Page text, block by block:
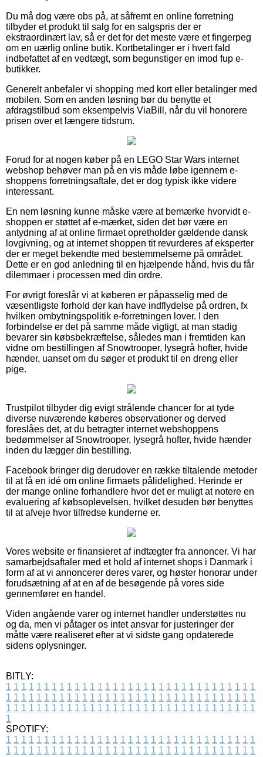
Du må dog være obs på, at såfremt en online forretning
tilbyder et produkt til salg for en salgspris der er
ekstraordinært lav, så er det for det meste være et fingerpeg
om en uærlig online butik. Kortbetalinger er i hvert fald
indbefattet af en vedtægt, som begunstiger en imod fup e-
butikker.
Generelt anbefaler vi shopping med kort eller betalinger med
mobilen. Som en anden løsning bør du benytte et
afdragstilbud som eksempelvis ViaBill, når du vil honorere
prisen over et længere tidsrum.
Forud for at nogen køber på en LEGO Star Wars internet
webshop behøver man på en vis måde løbe igennem e-
shoppens forretningsaftale, det er dog typisk ikke videre
interessant.
En nem løsning kunne måske være at bemærke hvorvidt e-
shoppen er støttet af e-mærket, siden det bør være en
antydning af at online firmaet opretholder gældende dansk
lovgivning, og at internet shoppen tit revurderes af eksperter
der er meget bekendte med bestemmelserne på området.
Dette er en god anledning til en hjælpende hånd, hvis du får
dilemmaer i processen med din ordre.
For øvrigt foreslår vi at køberen er påpasselig med de
væsentligste forhold der kan have indflydelse på ordren, fx
hvilken ombytningspolitik e-forretningen lover. I den
forbindelse er det på samme måde vigtigt, at man stadig
bevarer sin købsbekræftelse, således man i fremtiden kan
vidne om bestillingen af Snowtrooper, lysegrå hofter, hvide
hænder, uanset om du søger et produkt til en dreng eller
pige.
Trustpilot tilbyder dig evigt strålende chancer for at tyde
diverse nuværende køberes observationer og derved
foreslåes det, at du betragter internet webshoppens
bedømmelser af Snowtrooper, lysegrå hofter, hvide hænder
inden du lægger din bestilling.
Facebook bringer dig derudover en række tiltalende metoder
til at få en idé om online firmaets pålidelighed. Herinde er
der mange online forhandlere hvor det er muligt at notere en
evaluering af købsoplevelsen, hvilket desuden bør benyttes
til at afveje hvor tilfredse kunderne er.
Vores website er finansieret af indtægter fra annoncer. Vi har
samarbejdsaftaler med et hold af internet shops i Danmark i
form af at vi annoncerer deres varer, og høster honorar under
forudsætning af at en af de besøgende på vores side
gennemfører en handel.
Viden angående varer og internet handler understøttes nu
og da, men vi påtager os intet ansvar for justeringer der
måtte være realiseret efter at vi sidste gang opdaterede
sidens oplysninger.
BITLY:
1 1 1 1 1 1 1 1 1 1 1 1 1 1 1 1 1 1 1 1 1 1 1 1 1 1 1 1 1 1 1 1 1
1 1 1 1 1 1 1 1 1 1 1 1 1 1 1 1 1 1 1 1 1 1 1 1 1 1 1 1 1 1 1 1 1
1 1 1 1 1 1 1 1 1 1 1 1 1 1 1 1 1 1 1 1 1 1 1 1 1 1 1 1 1 1 1 1 1
1
SPOTIFY:
1 1 1 1 1 1 1 1 1 1 1 1 1 1 1 1 1 1 1 1 1 1 1 1 1 1 1 1 1 1 1 1 1
1 1 1 1 1 1 1 1 1 1 1 1 1 1 1 1 1 1 1 1 1 1 1 1 1 1 1 1 1 1 1 1 1